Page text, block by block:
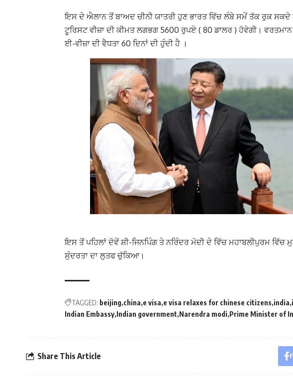
ਇਸ ਦੇ ਐਲਾਨ ਤੋਂ ਬਾਅਦ ਚੀਨੀ ਯਾਤਰੀ ਹੁਣ ਭਾਰਤ ਵਿੱਚ ਲੰਬੇ ਸਮੇਂ ਤੱਕ ਰੁਕ
ਟੂਰਿਸਟ ਵੀਜ਼ਾ ਦੀ ਕੀਮਤ ਲਗਭਗ 5600 ਰੁਪਏ ( 80 ਡਾਲਰ ) ਹੋਵੇਗੀ।
ਈ-ਵੀਜ਼ਾ ਦੀ ਵੈਧਤਾ 60 ਦਿਨਾਂ ਦੀ ਹੁੰਦੀ ਹੈ ।
ਇਸ ਤੋਂ ਪਹਿਲਾਂ ਦੋਵੇਂ ਸ਼ੀ-ਜਿਨਪਿੰਗ ਤੇ ਨਰਿੰਦਰ ਮੋਦੀ ਦੇ ਵਿੱਚ ਮਹਾਬਲੀਪੁਰਮ ਵਿੱਚ
ਸੁੰਦਰਤਾ ਦਾ ਲੁਤਫ ਚੁੱਕਿਆ।
TAGGED: beijing china e visa e visa relaxes for chinese citizens india
Indian Embassy Indian government Narendra modi Prime Minister of
Share This Article